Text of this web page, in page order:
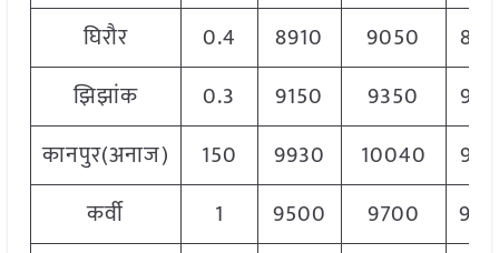
घिरौर
0.4 8910 9050
झिझांक
0.3 9150 9350
कानपुर(अनाज)
150 9930 10040
कर्वी
1 9500 9700